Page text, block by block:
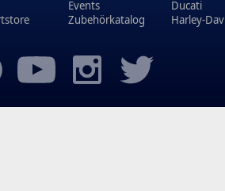
Events
Zubehörkatalog
Ducati
Harley-